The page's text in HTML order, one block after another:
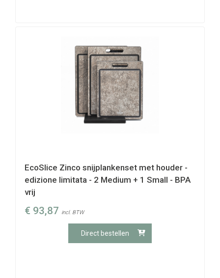
EcoSlice Zinco snijplankenset met houder -
edizione limitata - 2 Medium + 1 Small - BPA
vrij
€ 93,87 incl. BTW
Direct bestellen